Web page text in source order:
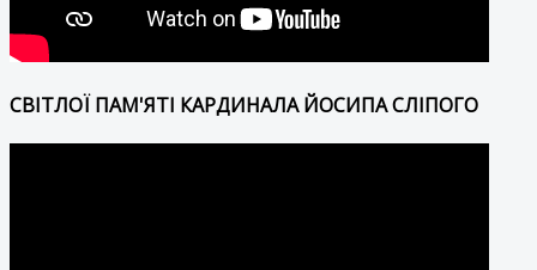
СВІТЛОЇ ПАМ'ЯТІ КАРДИНАЛА ЙОСИПА СЛІПОГО